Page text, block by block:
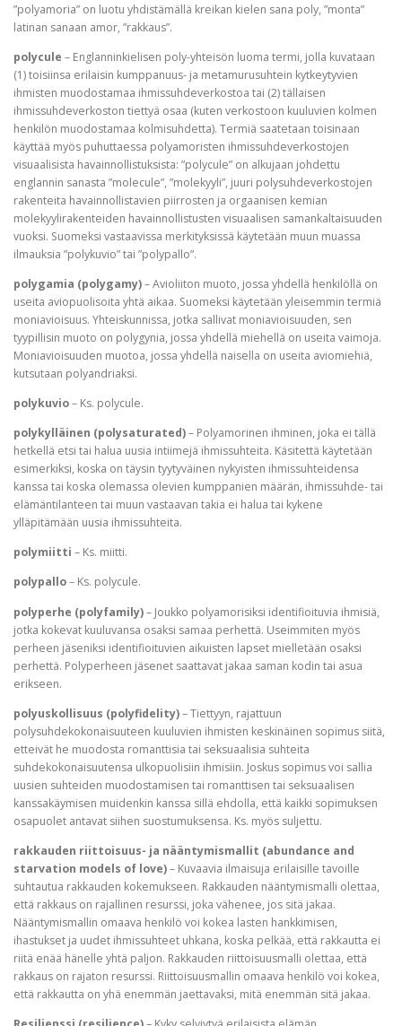
”polyamoria” on luotu yhdistämällä kreikan kielen sana poly, ”monta”
latinan sanaan amor, ”rakkaus”.
polycule – Englanninkielisen poly-yhteisön luoma termi, jolla kuvataan
(1) toisiinsa erilaisin kumppanuus- ja metamurusuhtein kytkeytyvien
ihmisten muodostamaa ihmissuhdeverkostoa tai (2) tällaisen
ihmissuhdeverkoston tiettyä osaa (kuten verkostoon kuuluvien kolmen
henkilön muodostamaa kolmisuhdetta). Termiä saatetaan toisinaan
käyttää myös puhuttaessa polyamoristen ihmissuhdeverkostojen
visuaalisista havainnollistuksista: ”polycule” on alkujaan johdettu
englannin sanasta ”molecule”, ”molekyyli”, juuri polysuhdeverkostojen
rakenteita havainnollistavien piirrosten ja orgaanisen kemian
molekyylirakenteiden havainnollistusten visuaalisen samankaltaisuuden
vuoksi. Suomeksi vastaavissa merkityksissä käytetään muun muassa
ilmauksia ”polykuvio” tai ”polypallo”.
polygamia (polygamy)– Avioliiton muoto, jossa yhdellä henkilöllä on
useita aviopuolisoita yhtä aikaa. Suomeksi käytetään yleisemmin termiä
moniavioisuus. Yhteiskunnissa, jotka sallivat moniavioisuuden, sen
tyypillisin muoto on polygynia, jossa yhdellä miehellä on useita vaimoja.
Moniavioisuuden muotoa, jossa yhdellä naisella on useita aviomiehiä,
kutsutaan polyandriaksi.
polykuvio– Ks. polycule.
polykylläinen (polysaturated)– Polyamorinen ihminen, joka ei tällä
hetkellä etsi tai halua uusia intiimejä ihmissuhteita. Käsitettä käytetään
esimerkiksi, koska on täysin tyytyväinen nykyisten ihmissuhteidensa
kanssa tai koska olemassa olevien kumppanien määrän, ihmissuhde- tai
elämäntilanteen tai muun vastaavan takia ei halua tai kykene
ylläpitämään uusia ihmissuhteita.
polymiitti – Ks. miitti.
polypallo– Ks. polycule.
polyperhe (polyfamily)– Joukko polyamorisiksi identifioituvia ihmisiä,
jotka kokevat kuuluvansa osaksi samaa perhettä. Useimmiten myös
perheen jäseniksi identifioituvien aikuisten lapset mielletään osaksi
perhettä. Polyperheen jäsenet saattavat jakaa saman kodin tai asua
erikseen.
polyuskollisuus (polyfidelity)– Tiettyyn, rajattuun
polysuhdekokonaisuuteen kuuluvien ihmisten keskinäinen sopimus siitä,
etteivät he muodosta romanttisia tai seksuaalisia suhteita
suhdekokonaisuutensa ulkopuolisiin ihmisiin. Joskus sopimus voi sallia
uusien suhteiden muodostamisen tai romanttisen tai seksuaalisen
kanssakäymisen muidenkin kanssa sillä ehdolla, että kaikki sopimuksen
osapuolet antavat siihen suostumuksensa. Ks. myös suljettu.
rakkauden riittoisuus- ja nääntymismallit (abundance and
starvation models of love)– Kuvaavia ilmaisuja erilaisille tavoille
suhtautua rakkauden kokemukseen. Rakkauden nääntymismalli olettaa,
että rakkaus on rajallinen resurssi, joka vähenee, jos sitä jakaa.
Nääntymismallin omaava henkilö voi kokea lasten hankkimisen,
ihastukset ja uudet ihmissuhteet uhkana, koska pelkää, että rakkautta ei
riitä enää hänelle yhtä paljon. Rakkauden riittoisuusmalli olettaa, että
rakkaus on rajaton resurssi. Riittoisuusmallin omaava henkilö voi kokea,
että rakkautta on yhä enemmän jaettavaksi, mitä enemmän sitä jakaa.